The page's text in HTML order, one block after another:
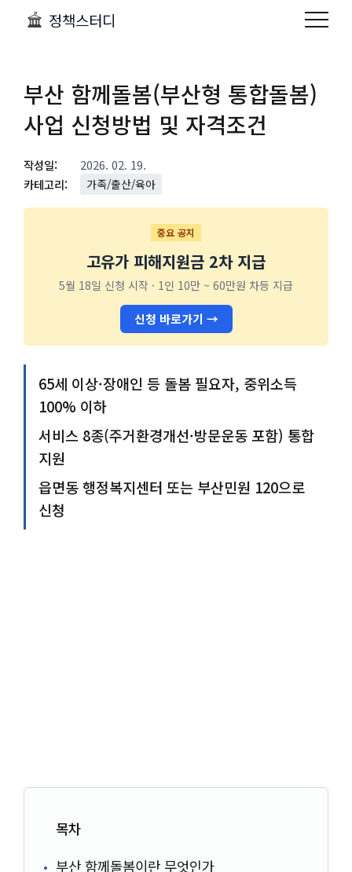
정책스터디
부산 함께돌봄(부산형 통합돌봄)
사업 신청방법 및 자격조건
작성일:
2026. 02. 19.
카테고리:
가족/출산/육아
중요 공지
고유가 피해지원금 2차 지급
5월 18일 신청 시작 · 1인 10만 ~ 60만원 차등 지급
신청 바로가기 →
65세 이상·장애인 등 돌봄 필요자, 중위소득
100% 이하
서비스 8종(주거환경개선·방문운동 포함) 통합
지원
읍면동 행정복지센터 또는 부산민원 120으로
신청
목차
부산 함께돌봄이란 무엇인가